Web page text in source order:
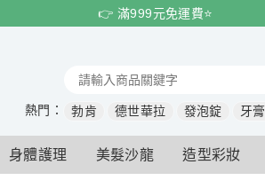
👉 滿999元免運費⭐️
熱門： 勃肯 德世華拉 發泡錠 牙膏
身體護理 美髮沙龍 造型彩妝